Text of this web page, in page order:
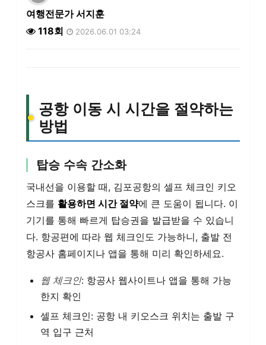
여행전문가 서지훈
118회
2026.06.01 03:24
공항 이동 시 시간을 절약하는
방법
탑승 수속 간소화
국내선을 이용할 때, 김포공항의 셀프 체크인 키오
스크를 활용하면 시간 절약에 큰 도움이 됩니다. 이
기기를 통해 빠르게 탑승권을 발급받을 수 있습니
다. 항공편에 따라 웹 체크인도 가능하니, 출발 전
항공사 홈페이지나 앱을 통해 미리 확인하세요.
웹 체크인: 항공사 웹사이트나 앱을 통해 가능
한지 확인
셀프 체크인: 공항 내 키오스크 위치는 출발 구
역 입구 근처